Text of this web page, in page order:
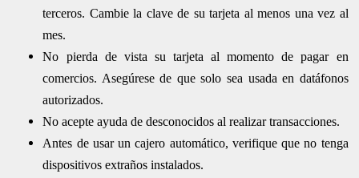
terceros. Cambie la clave de su tarjeta al menos una vez al
mes.
No pierda de vista su tarjeta al momento de pagar en
comercios. Asegúrese de que solo sea usada en datáfonos
autorizados.
No acepte ayuda de desconocidos al realizar transacciones.
Antes de usar un cajero automático, verifique que no tenga
dispositivos extraños instalados.